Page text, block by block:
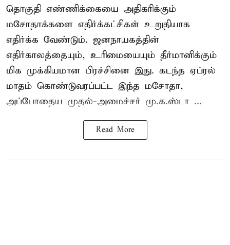
தொகுதி எண்ணிக்கையை அதிகரிக்கும்
மசோதாக்களை எதிர்க்கட்சிகள் உறுதியாக
எதிர்க்க வேண்டும். ஜனநாயகத்தின்
எதிர்காலத்தையும், உரிமையையும் தீர்மானிக்கும்
மிக முக்கியமான பிரச்சினை இது. கடந்த ஏப்ரல்
மாதம் கொண்டுவரப்பட்ட இந்த மசோதா,
அப்போதைய முதல்-அமைச்சர் மு.க.ஸ்டா ...
Read More